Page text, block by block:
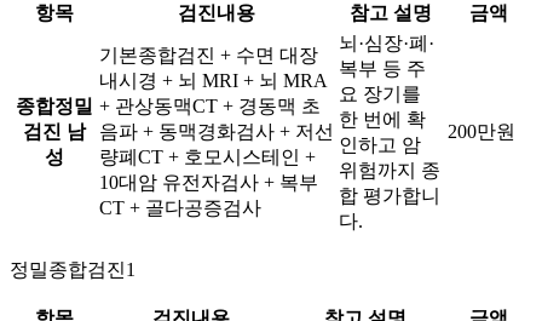
항목 검진내용 참고 설명 금액
종합정밀
검진 남
성
기본종합검진 + 수면 대장
내시경 + 뇌 MRI + 뇌 MRA
+ 관상동맥CT + 경동맥 초
음파 + 동맥경화검사 + 저선
량폐CT + 호모시스테인 +
10대암 유전자검사 + 복부
CT + 골다공증검사
뇌·심장·폐·
복부 등 주
요 장기를
한 번에 확
인하고 암
위험까지 종
합 평가합니
다.
200만원
정밀종합검진1